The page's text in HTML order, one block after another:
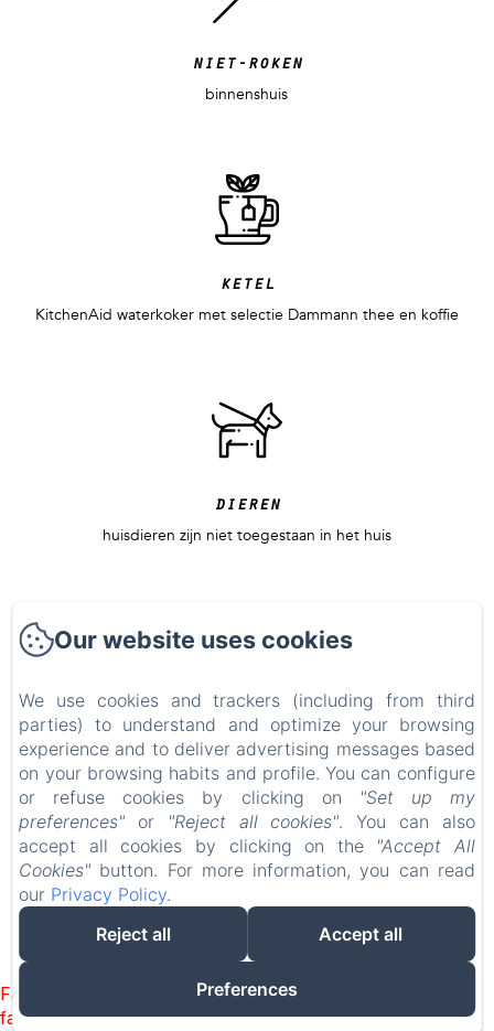
niet-roken
binnenshuis
ketel
KitchenAid waterkoker met selectie Dammann thee en koffie
dieren
huisdieren zijn niet toegestaan in het huis
la récréation - maison d'hôtes et
appartements
Politique de confidentialitéInformations légales
Informations sur les cookies
2 Imp. Aribart, Châtelaudren-Plouagat, 22170, Frankrijk
contact@larecreationbretagne.fr
+33 9 86 55 13 17
Failed to load BookingEngine/index: Loading chunk 1322
failed. (missing:
Our website uses cookies
We use cookies and trackers (including from third
parties) to understand and optimize your browsing
experience and to deliver advertising messages based
on your browsing habits and profile. You can configure
or refuse cookies by clicking on
"Set up my
preferences" or "Reject all cookies". You can also
accept all cookies by clicking on the "Accept All
Cookies" button. For more information, you can read
our Privacy Policy.
Reject all
Accept all
Preferences